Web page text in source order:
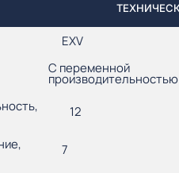
EXV
С переменной
производительностью
12
7